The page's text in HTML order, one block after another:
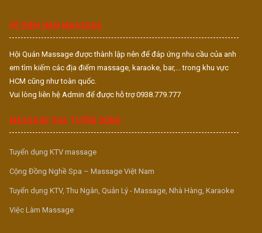
VỀ DIỄN ĐÀN MASSAGE
Hội Quán Massage được thành lập nên để đáp ứng nhu cầu của anh
em tìm kiếm các địa điểm massage, karaoke, bar,... trong khu vực
HCM cũng như toàn quốc.
Vui lòng liên hệ Admin để được hỗ trợ 0938.779.777
MASSAGE VUA TUYỂN DỤNG
Tuyển dụng KTV massage
Cộng Đồng Nghề Spa – Massage Việt Nam
Tuyển dụng KTV, Thu Ngân, Quản Lý - Massage, Nhà Hàng, Karaoke
Việc Làm Massage